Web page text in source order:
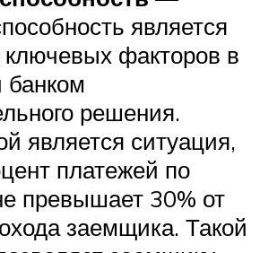
является
факторов в
банком
решения.
является ситуация,
платежей по
превышает 30% от
заемщика. Такой